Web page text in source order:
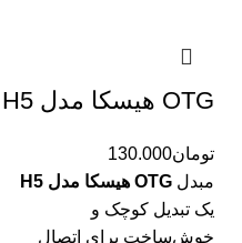
OTG هیسکا مدل H5
تومان130.000
مبدل OTG هیسکا مدل H5
یک تبدیل کوچک و
خوش‌ساخت برای اتصال